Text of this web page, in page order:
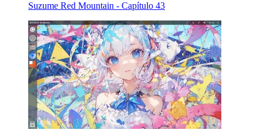
Suzume Red Mountain - Capítulo 43